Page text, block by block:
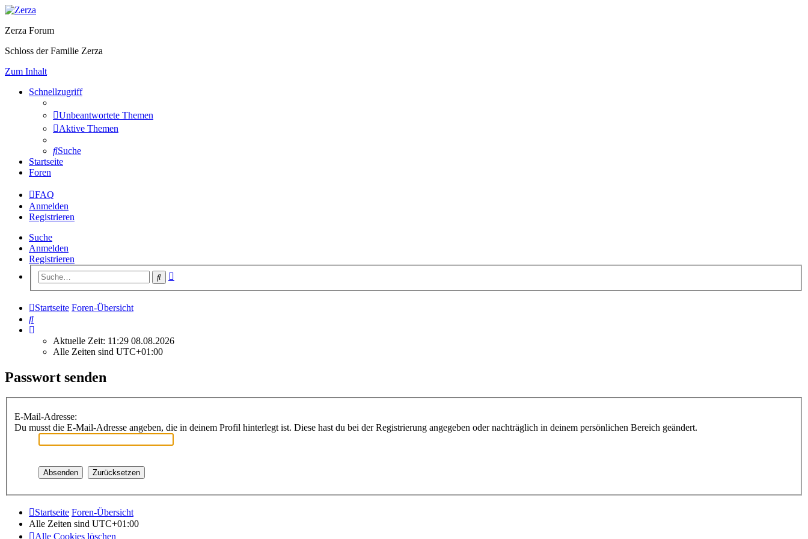
Zerza Forum
Schloss der Familie Zerza
Zum Inhalt
Schnellzugriff
Unbeantwortete Themen
Aktive Themen
Suche
Startseite
Foren
FAQ
Anmelden
Registrieren
Suche
Anmelden
Registrieren
Suche
Startseite Foren-Übersicht
Suche
Aktuelle Zeit: 11:29 08.08.2026
Alle Zeiten sind UTC+01:00
Passwort senden
E-Mail-Adresse:
Du musst die E-Mail-Adresse angeben, die in deinem Profil hinterlegt ist. Diese hast du bei der Registrierung angegeben oder nachträglich in deinem persönlichen Bereich geändert.
Startseite Foren-Übersicht
Alle Zeiten sind UTC+01:00
Alle Cookies löschen